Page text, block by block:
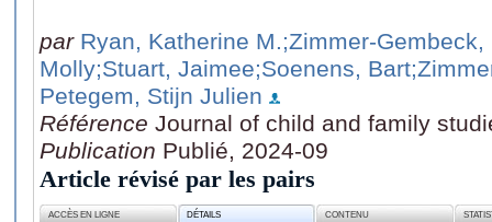
par Ryan, Katherine M.;Zimmer-
Molly;Stuart, Jaimee;Soenens, Bart
Petegem, Stijn Julien
Référence Journal of child and family
Publication Publié, 2024-09
Article révisé par les pairs
ACCÈS EN LIGNE DÉTAILS CONTENU